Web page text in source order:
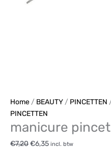
Home / BEAUTY / PINCETTEN
PINCETTEN
manicure pincet
€7,20€6,35 incl. btw